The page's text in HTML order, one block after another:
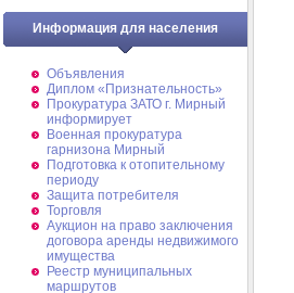
Информация для населения
Объявления
Диплом «Признательность»
Прокуратура ЗАТО г. Мирный
информирует
Военная прокуратура
гарнизона Мирный
Подготовка к отопительному
периоду
Защита потребителя
Торговля
Аукцион на право заключения
договора аренды недвижимого
имущества
Реестр муниципальных
маршрутов